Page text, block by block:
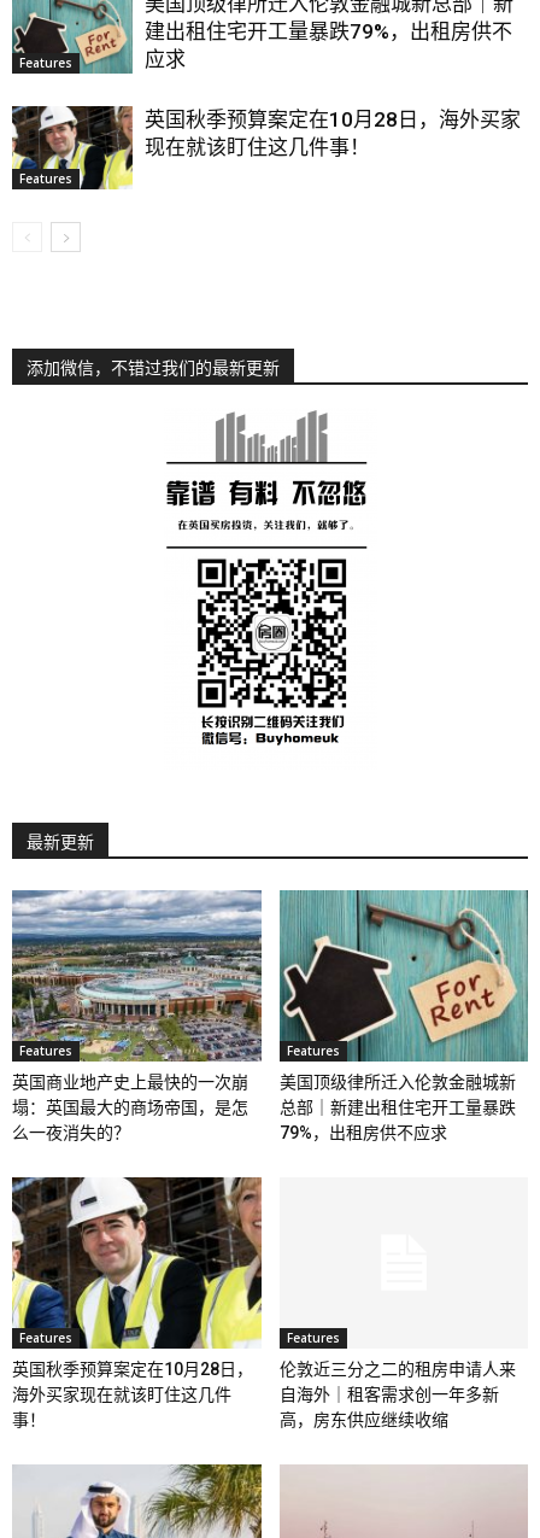
Features
建出租住宅开工量暴跌79%，出租房供不
应求
Features
英国秋季预算案定在10月28日，海外买家
现在就该盯住这几件事！
添加微信，不错过我们的最新更新
最新更新
Features
英国商业地产史上最快的一次崩
塌：英国最大的商场帝国，是怎
么一夜消失的？
Features
美国顶级律所迁入伦敦金融城新
总部｜新建出租住宅开工量暴跌
79%，出租房供不应求
Features
英国秋季预算案定在10月28日，
海外买家现在就该盯住这几件
事！
Features
伦敦近三分之二的租房申请人来
自海外｜租客需求创一年多新
高，房东供应继续收缩